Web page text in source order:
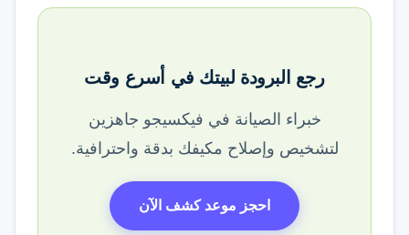
رجع البرودة لبيتك في أسرع وقت
خبراء الصيانة في فيكسيجو جاهزين
لتشخيص وإصلاح مكيفك بدقة واحترافية.
احجز موعد كشف الآن